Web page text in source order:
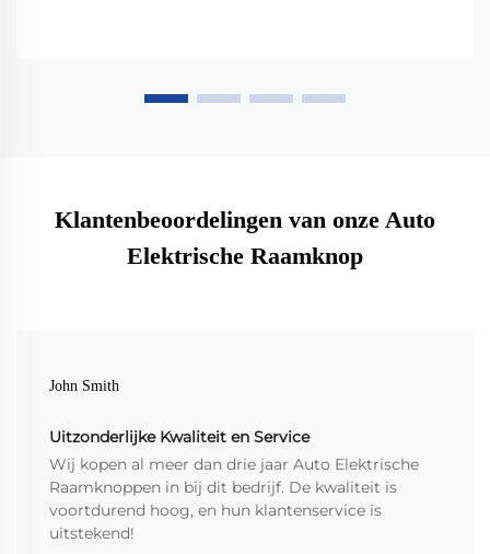
Klantenbeoordelingen van onze Auto
Elektrische Raamknop
John Smith
Uitzonderlijke Kwaliteit en Service
Wij kopen al meer dan drie jaar Auto Elektrische
Raamknoppen in bij dit bedrijf. De kwaliteit is
voortdurend hoog, en hun klantenservice is
uitstekend!